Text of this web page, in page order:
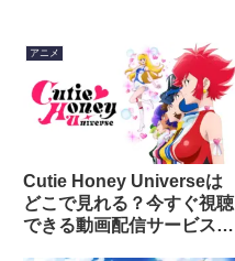
アニメ
Cutie Honey Universeは
どこで見れる？今すぐ視聴
できる動画配信サービスを